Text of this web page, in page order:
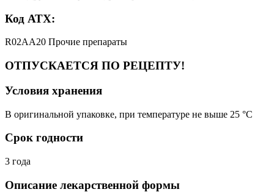
Код АТХ:
R02AA20 Прочие препараты
ОТПУСКАЕТСЯ ПО РЕЦЕПТУ!
Условия хранения
В оригинальной упаковке, при температуре не выше 25 °C
Срок годности
3 года
Описание лекарственной формы